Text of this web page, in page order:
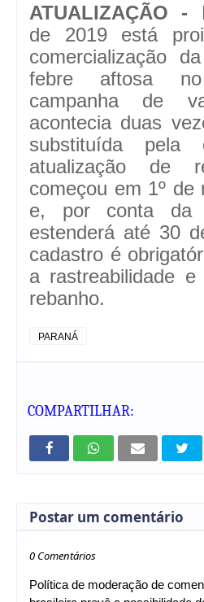
ATUALIZAÇÃO -
de 2019 está
comercialização
febre aftosa
campanha de
acontecia duas
substituída pela
atualização de
começou em 1º de
e, por conta da
estenderá até 30
cadastro é
a rastreabilidade
rebanho.
PARANÁ
COMPARTILHAR:
Postar um comentário
0 Comentários
Política de moderação de